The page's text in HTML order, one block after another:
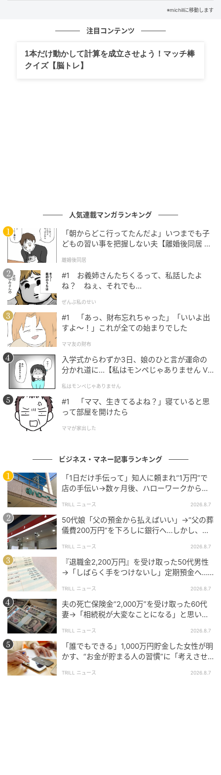
ソコンのショートカットキーをパッと確認できるアイ
デア商品。
michill
商品はMac版とWindows版の2種類。筆者が使ってい
るパソコンはWindowsですが、うっかりMac版を買っ
てきてしまいました。
michill
中身はMacのショートカットキーと、Excelのショート
カットキーが書かれたステッカーの2枚セットになって
いました。早速使っていきましょう！
※michillに移動します
注目コンテンツ
1本だけ動かして計算を成立させよう！マッチ棒
クイズ【脳トレ】
人気連載マンガランキング
「朝からどこ行ってたんだよ」いつまでも子
どもの習い事を把握しない夫【離婚後同居 Vo
離婚後同居
#1 お義姉さんたちくるって、私話したよ
ね？ ねぇ、それでも…
ぜんぶ私のせい
#1 「あっ、財布忘れちゃった」「いいよ出
すよ〜！」これが全ての始まりでした
ママ友の財布
入学式からわずか3日、娘のひと言が運命の
分かれ道に…【私はモンペじゃありません Vo
私はモンペじゃありません
#1 「ママ、生きてるよね？」寝ていると思
って部屋を開けたら
ママが家出した
ビジネス・マネー記事ランキング
「1日だけ手伝って」知人に頼まれ“1万円”で
店の手伝い→数ヶ月後、ハローワークから届
TRILL ニュース 2026.8.7
50代娘「父の預金から払えばいい」→“父の葬
儀費200万円”を下ろしに銀行へ…しかし、窓
TRILL ニュース 2026.8.7
『退職金2,200万円』を受け取った50代男性
→「しばらく手をつけないし」定期預金へ…4
TRILL ニュース 2026.8.7
夫の死亡保険金“2,000万”を受け取った60代
妻→「相続税が大変なことになる」と思いき
TRILL ニュース 2026.8.7
「誰でもできる」1,000万円貯金した女性が明
かす、“お金が貯まる人の習慣”に「考えさせ
TRILL ニュース 2026.8.7